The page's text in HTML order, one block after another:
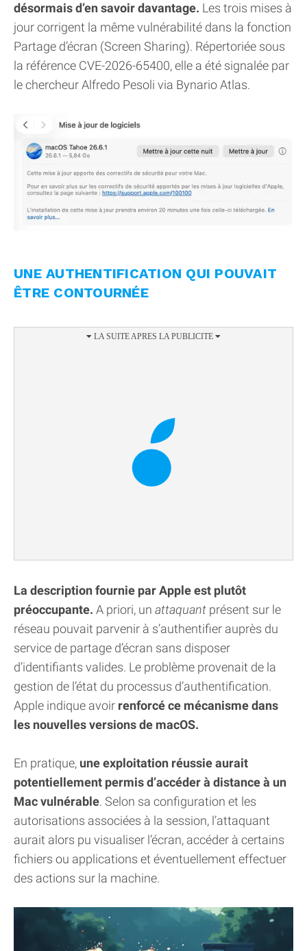
désormais d’en savoir davantage. Les trois mises à
jour corrigent la même vulnérabilité dans la fonction
Partage d’écran (Screen Sharing). Répertoriée sous
la référence CVE-2026-65400, elle a été signalée par
le chercheur Alfredo Pesoli via Bynario Atlas.
UNE AUTHENTIFICATION QUI POUVAIT
ÊTRE CONTOURNÉE
La description fournie par Apple est plutôt
préoccupante. A priori, un attaquant présent sur le
réseau pouvait parvenir à s’authentifier auprès du
service de partage d’écran sans disposer
d’identifiants valides. Le problème provenait de la
gestion de l’état du processus d’authentification.
Apple indique avoir renforcé ce mécanisme dans
les nouvelles versions de macOS.
En pratique, une exploitation réussie aurait
potentiellement permis d’accéder à distance à un
Mac vulnérable. Selon sa configuration et les
autorisations associées à la session, l’attaquant
aurait alors pu visualiser l’écran, accéder à certains
fichiers ou applications et éventuellement effectuer
des actions sur la machine.